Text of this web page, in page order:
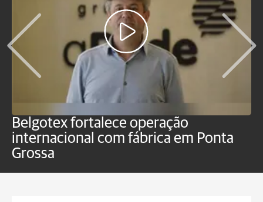
Belgotex fortalece operação
internacional com fábrica em Ponta
Grossa